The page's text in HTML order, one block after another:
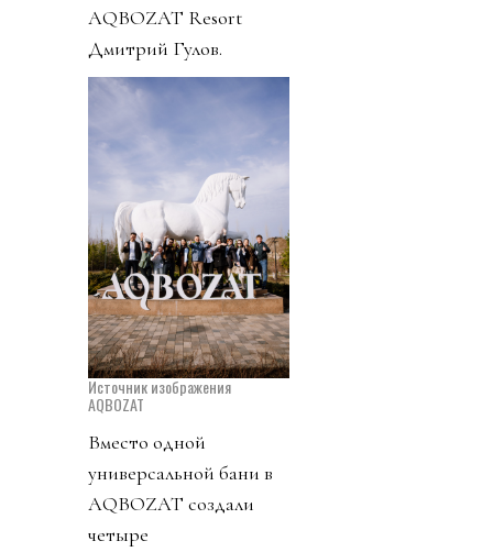
AQBOZAT Resort
Дмитрий Гулов.
Источник изображения
AQBOZAT
Вместо одной
универсальной бани в
AQBOZAT создали
четыре